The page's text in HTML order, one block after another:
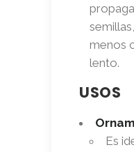
menos
lento.
USOS
Es